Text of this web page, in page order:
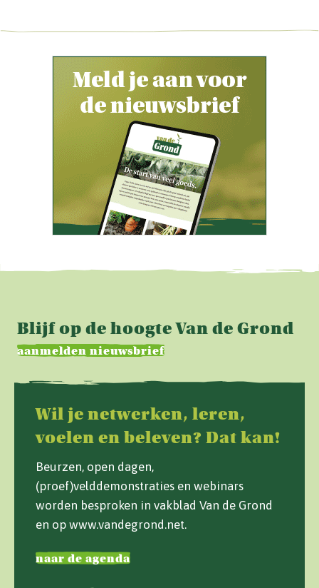
Blijf op de hoogte Van de Grond
aanmelden nieuwsbrief
Wil je netwerken, leren,
voelen en beleven? Dat kan!
Beurzen, open dagen,
(proef)velddemonstraties en webinars
worden besproken in vakblad Van de Grond
en op www.vandegrond.net.
naar de agenda